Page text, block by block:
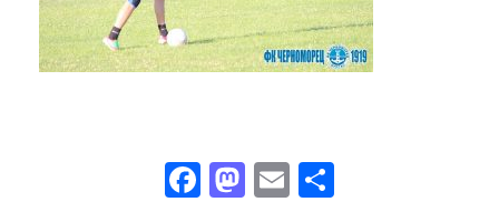
Facebook
Mastodon
Email